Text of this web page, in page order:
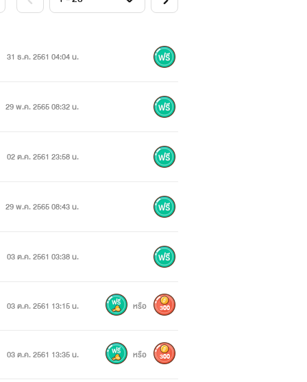
กับสวนสนุกเขามีพี่ชายหนึ่งคนชื่อ ลา
31 ธ.ค. 2561 04:04 น.
29 พ.ค. 2565 08:32 น.
02 ต.ค. 2561 23:58 น.
29 พ.ค. 2565 08:43 น.
03 ต.ค. 2561 03:38 น.
03 ต.ค. 2561 13:15 น. หรือ 300
03 ต.ค. 2561 13:35 น. หรือ 300